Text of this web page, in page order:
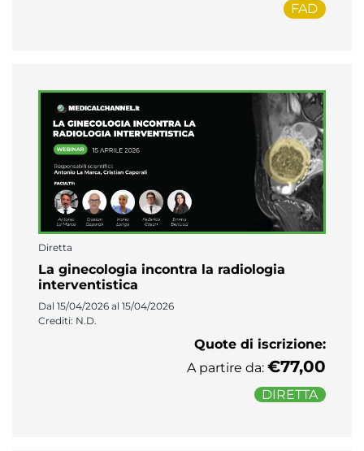
FAD
Diretta
La ginecologia incontra la radiologia
interventistica
Dal 15/04/2026 al 15/04/2026
Crediti: N.D.
Quote di iscrizione:
A partire da: €77,00
DIRETTA